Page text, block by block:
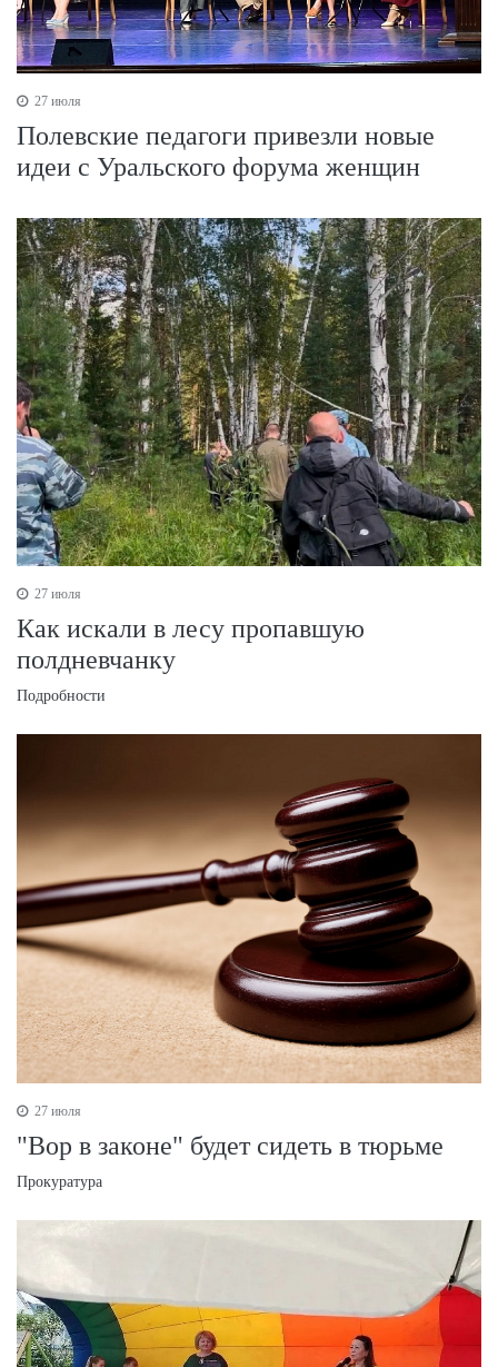
27 июля
Полевские педагоги привезли новые
идеи с Уральского форума женщин
27 июля
Как искали в лесу пропавшую
полдневчанку
Подробности
27 июля
"Вор в законе" будет сидеть в тюрьме
Прокуратура